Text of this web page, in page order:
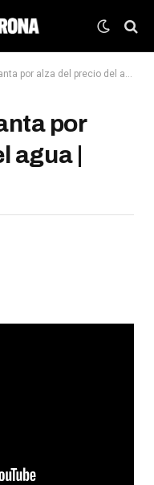
del precio del agua | CENTRÍFUGOS
por
agua |